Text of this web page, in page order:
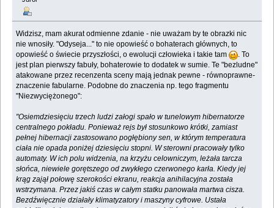
Widzisz, mam akurat odmienne zdanie - nie uważam by te obrazki nic
nie wnosiły. "Odyseja..." to nie opowieść o bohaterach głównych, to
opowieść o świecie przyszłości, o ewolucji człowieka i takie tam
. To
jest plan pierwszy fabuły, bohaterowie to dodatek w sumie. Te "bezludne"
atakowane przez recenzenta sceny mają jednak pewne - równoprawne-
znaczenie fabularne. Podobne do znaczenia np. tego fragmentu
"Niezwyciężonego":
"Osiemdziesięciu trzech ludzi załogi spało w tunelowym hibernatorze
centralnego pokładu. Ponieważ rejs był stosunkowo krótki, zamiast
pełnej hibernacji zastosowano pogłębiony sen, w którym temperatura
ciała nie opada poniżej dziesięciu stopni. W sterowni pracowały tylko
automaty. W ich polu widzenia, na krzyżu celowniczym, leżała tarcza
słońca, niewiele gorętszego od zwykłego czerwonego karła. Kiedy jej
krąg zajął połowę szerokości ekranu, reakcja anihilacyjna została
wstrzymana. Przez jakiś czas w całym statku panowała martwa cisza.
Bezdźwięcznie działały klimatyzatory i maszyny cyfrowe. Ustała